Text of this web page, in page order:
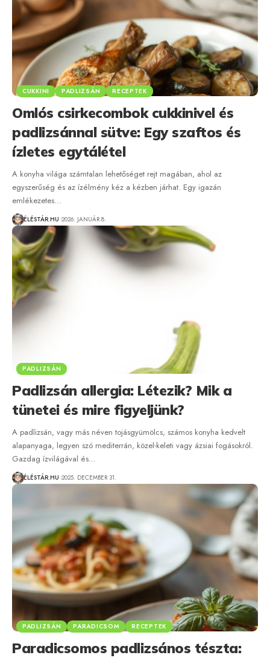
CUKKINI PADLIZSÁN RECEPTEK
Omlós csirkecombok cukkinivel és
padlizsánnal sütve: Egy szaftos és
ízletes egytálétel
A konyha világa számtalan lehetőséget rejt magában, ahol az
egyszerűség és az ízélmény kéz a kézben járhat. Egy igazán
emlékezetes…
ÉLÉSTÁR.HU 2026. JANUÁR 8.
PADLIZSÁN
Padlizsán allergia: Létezik? Mik a
tünetei és mire figyeljünk?
A padlizsán, vagy más néven tojásgyümölcs, számos konyha kedvelt
alapanyaga, legyen szó mediterrán, közel-keleti vagy ázsiai fogásokról.
Gazdag ízvilágával és…
ÉLÉSTÁR.HU 2025. DECEMBER 31.
PADLIZSÁN PARADICSOM RECEPTEK
Paradicsomos padlizsános tészta: